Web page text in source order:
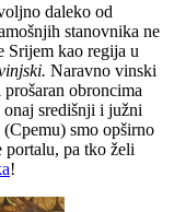
daleko od
stanovnika ne
Srijem kao regija u
Naravno vinski
obroncima
onaj središnji i južni
smo opširno
pa tko želi
!